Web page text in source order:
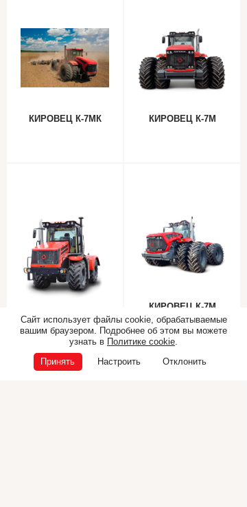
КИРОВЕЦ К-7МК КИРОВЕЦ К-7М
КИРОВЕЦ К-7М
СТАНДАРТ
Сайт использует файлы cookie, обрабатываемые
вашим браузером. Подробнее об этом вы можете
узнать в Политике cookie.
Принять
Настроить Отклонить